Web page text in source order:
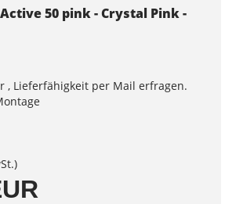
50 pink - Crystal Pink -
, Lieferfähigkeit per Mail erfragen.